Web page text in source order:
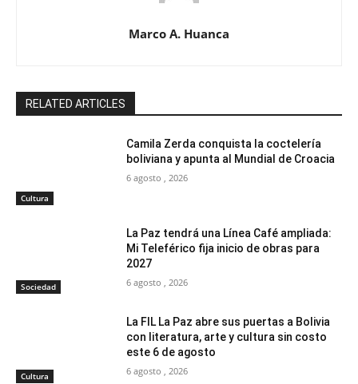
Marco A. Huanca
RELATED ARTICLES
Cultura
Camila Zerda conquista la coctelería
boliviana y apunta al Mundial de Croacia
6 agosto , 2026
Sociedad
La Paz tendrá una Línea Café ampliada:
Mi Teleférico fija inicio de obras para
2027
6 agosto , 2026
Cultura
La FIL La Paz abre sus puertas a Bolivia
con literatura, arte y cultura sin costo
este 6 de agosto
6 agosto , 2026